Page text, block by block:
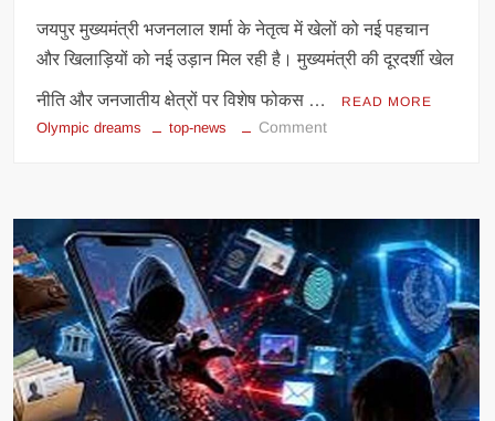
जयपुर मुख्यमंत्री भजनलाल शर्मा के नेतृत्व में खेलों को नई पहचान
और खिलाड़ियों को नई उड़ान मिल रही है। मुख्यमंत्री की दूरदर्शी खेल
नीति और जनजातीय क्षेत्रों पर विशेष फोकस … READ MORE
Olympic dreams top-news Commenton
बढ़ता
दबदबा,
जनजातीय
खिलाड़ी
ओलंपिक
की
तैयारी